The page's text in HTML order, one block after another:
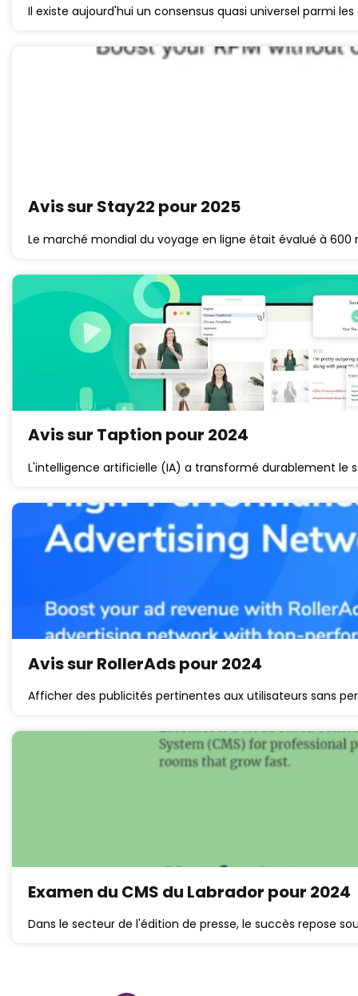
Il existe aujourd'hui un consensus quasi universel parmi
Avis sur Stay22 pour 2025
Le marché mondial du voyage en ligne était évalué à 600
Avis sur Taption pour 2024
L'intelligence artificielle (IA) a transformé durablement le
Avis sur RollerAds pour 2024
Afficher des publicités pertinentes aux utilisateurs sans
Examen du CMS du Labrador pour 2024
Dans le secteur de l'édition de presse, le succès repose